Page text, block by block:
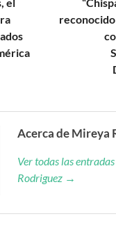
el
Acerca de Mireya
Ver todas las
Rodriguez →